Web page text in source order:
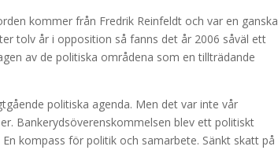
kommer från Fredrik Reinfeldt och var en ganska
tolv år i opposition så fanns det år 2006 såväl ett
av de politiska områdena som en tillträdande
politiska agenda. Men det var inte vår
Bankerydsöverenskommelsen blev ett politiskt
kompass för politik och samarbete. Sänkt skatt på